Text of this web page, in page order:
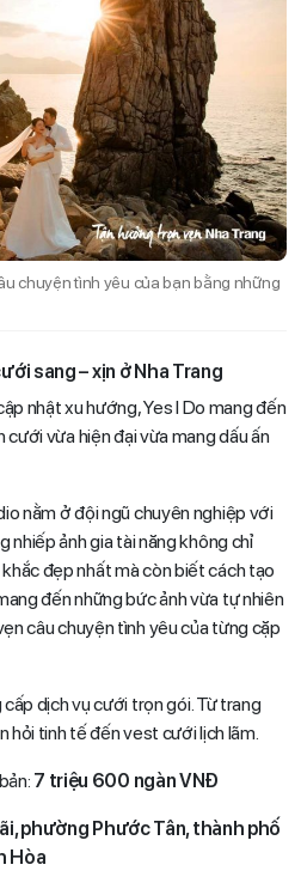
chuyện tình yêu của bạn bằng những
sang – xịn ở Nha Trang
nhật xu hướng, Yes I Do mang đến
vừa hiện đại vừa mang dấu ấn
nằm ở đội ngũ chuyên nghiệp với
nhiếp ảnh gia tài năng không chỉ
đẹp nhất mà còn biết cách tạo
đến những bức ảnh vừa tự nhiên
câu chuyện tình yêu của từng cặp
dịch vụ cưới trọn gói. Từ trang
hỏi tinh tế đến vest cưới lịch lãm.
7 triệu 600 ngàn VNĐ
phường Phước Tân, thành phố
Hòa